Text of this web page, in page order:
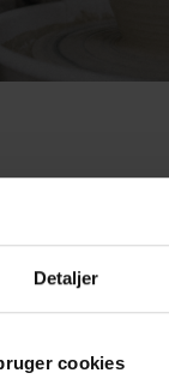
Detaljer
cookies
både til
tager
bevæger
konkrete råd,
du kan tage direkte